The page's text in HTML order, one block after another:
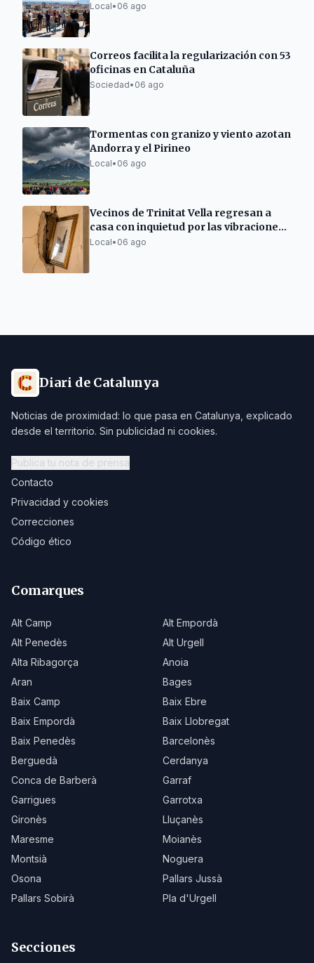
Local• 06 ago
Correos facilita la regularización con 53
oficinas en Cataluña
Sociedad• 06 ago
Tormentas con granizo y viento azotan
Andorra y el Pirineo
Local• 06 ago
Vecinos de Trinitat Vella regresan a
casa con inquietud por las vibraciones
de las obras de Adif
Local• 06 ago
Diari de Catalunya
Noticias de proximidad: lo que pasa en Catalunya, explicado
desde el territorio. Sin publicidad ni cookies.
Publica tu nota de prensa
Contacto
Privacidad y cookies
Correcciones
Código ético
Comarques
Alt Camp
Alt Empordà
Alt Penedès
Alt Urgell
Alta Ribagorça
Anoia
Aran
Bages
Baix Camp
Baix Ebre
Baix Empordà
Baix Llobregat
Baix Penedès
Barcelonès
Berguedà
Cerdanya
Conca de Barberà
Garraf
Garrigues
Garrotxa
Gironès
Lluçanès
Maresme
Moianès
Montsià
Noguera
Osona
Pallars Jussà
Pallars Sobirà
Pla d'Urgell
Secciones